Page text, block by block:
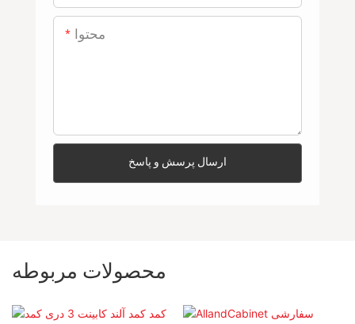
محتوا
ارسال پرسش و پاسخ
محصولات مربوطه